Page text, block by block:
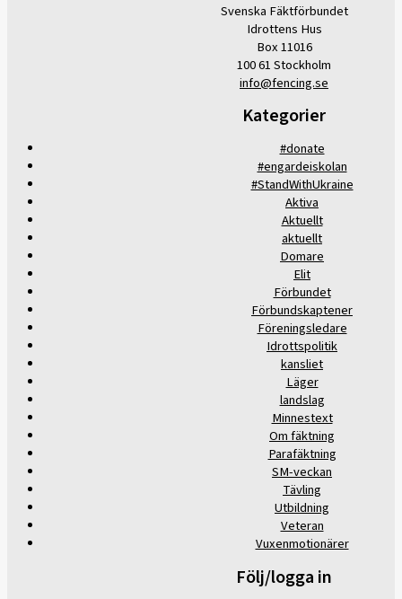
Svenska Fäktförbundet
Idrottens Hus
Box 11016
100 61 Stockholm
info@fencing.se
Kategorier
#donate
#engardeiskolan
#StandWithUkraine
Aktiva
Aktuellt
aktuellt
Domare
Elit
Förbundet
Förbundskaptener
Föreningsledare
Idrottspolitik
kansliet
Läger
landslag
Minnestext
Om fäktning
Parafäktning
SM-veckan
Tävling
Utbildning
Veteran
Vuxenmotionärer
Följ/logga in